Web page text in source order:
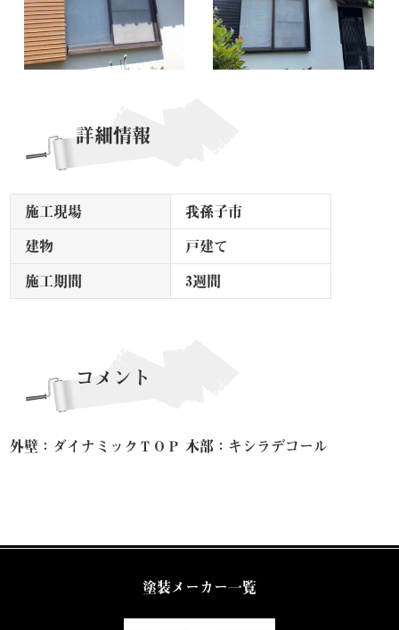
詳細情報
施工現場
我孫子市
建物
戸建て
施工期間
3週間
コメント
外壁：ダイナミックＴＯＰ 木部：キシラデコール
塗装メーカー一覧